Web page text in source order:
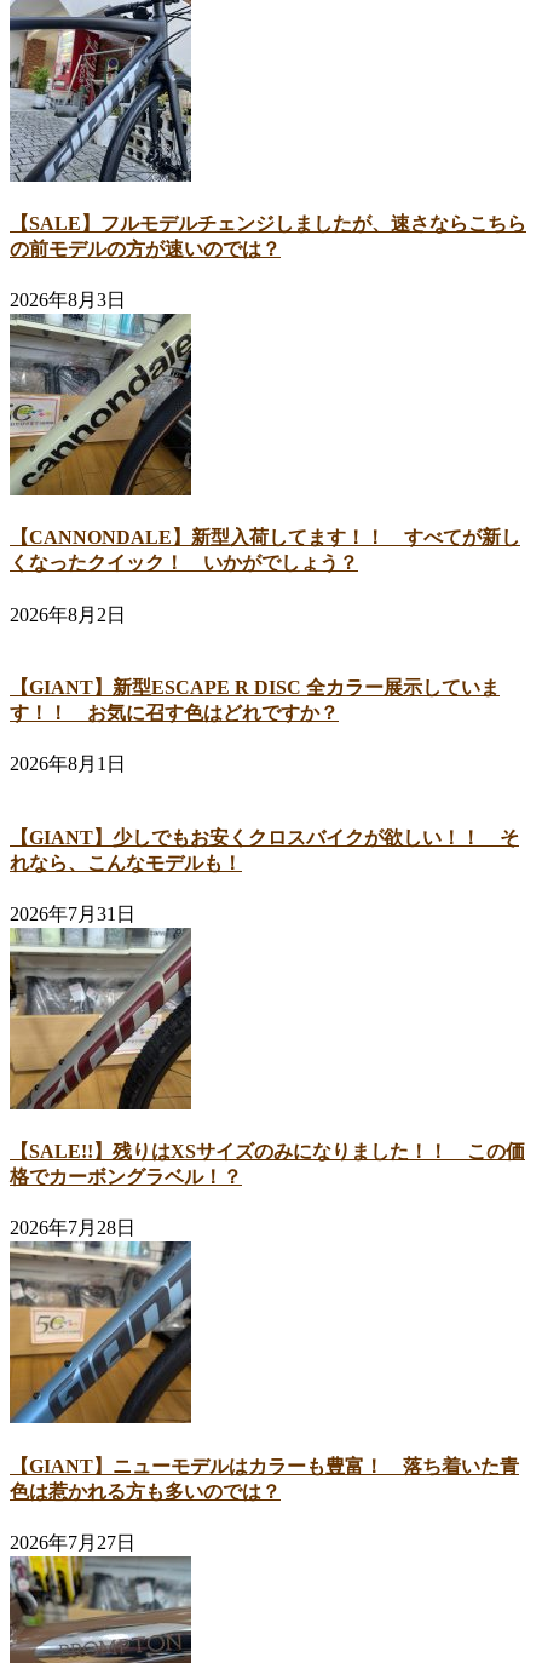
【SALE】フルモデルチェンジしましたが、速さならこちら
の前モデルの方が速いのでは？
2026年8月3日
【CANNONDALE】新型入荷してます！！ すべてが新し
くなったクイック！ いかがでしょう？
2026年8月2日
【GIANT】新型ESCAPE R DISC 全カラー展示していま
す！！ お気に召す色はどれですか？
2026年8月1日
【GIANT】少しでもお安くクロスバイクが欲しい！！ そ
れなら、こんなモデルも！
2026年7月31日
【SALE!!】残りはXSサイズのみになりました！！ この価
格でカーボングラベル！？
2026年7月28日
【GIANT】ニューモデルはカラーも豊富！ 落ち着いた青
色は惹かれる方も多いのでは？
2026年7月27日